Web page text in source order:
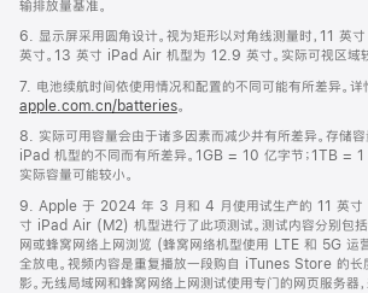
输排放量基准。
6. 显示屏采用圆角设计。视为矩形以对角线测量时，11
英寸。13 英寸 iPad Air 机型为 12.9 英寸。实际可视区域较
7. 电池续航时间依使用情况和配置的不同可能有所差异。详
apple.com.cn/batteries。
8. 实际可用容量会由于诸多因素而减少并有所差异。存储容
iPad 机型的不同而有所差异。1GB = 10 亿字节；1TB = 1
实际容量可能较小。
9. Apple 于 2024 年 3 月和 4 月使用试生产的 11 英
寸 iPad Air (M2) 机型进行了此项测试。测试内容分别包括
网或蜂窝网络上网浏览 (蜂窝网络机型使用 LTE 和 5G 运
全放电。视频内容是重复播放一段购自 iTunes Store 的
影。无线局域网和蜂窝网络上网测试使用专门的网页服务器